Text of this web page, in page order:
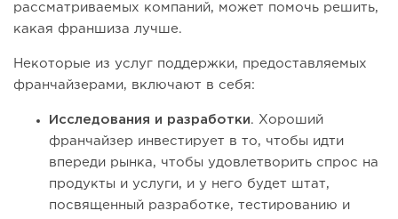
рассматриваемых компаний, может помочь решить,
какая франшиза лучше.
Некоторые из услуг поддержки, предоставляемых
франчайзерами, включают в себя:
Исследования и разработки. Хороший
франчайзер инвестирует в то, чтобы идти
впереди рынка, чтобы удовлетворить спрос на
продукты и услуги, и у него будет штат,
посвященный разработке, тестированию и